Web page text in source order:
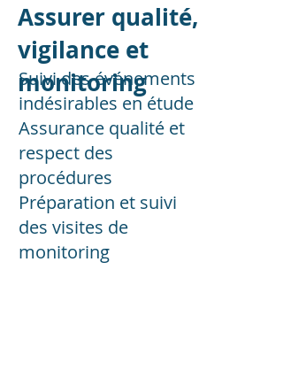
Assurer qualité,
vigilance et
monitoring
Suivi des événements
indésirables en étude
Assurance qualité et
respect des
procédures
Préparation et suivi
des visites de
monitoring